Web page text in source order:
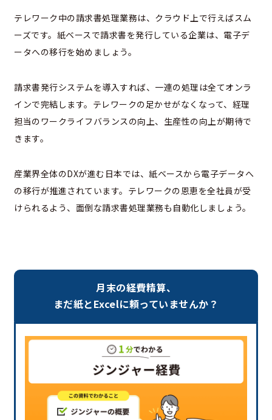
テレワーク中の請求書処理業務は、クラウド上で行えばスム
ーズです。紙ベースで請求書を発行している企業は、電子デ
ータへの移行を始めましょう。
請求書発行システムを導入すれば、一連の処理は全てオンラ
インで完結します。テレワークの足かせがなくなって、経理
担当のワークライフバランスの向上、生産性の向上が期待で
きます。
産業界全体のDXが進む日本では、紙ベースから電子データへ
の移行が推進されています。テレワークの恩恵を全社員が受
けられるよう、面倒な請求書処理業務も自動化しましょう。
月末の経費精算、
まだ紙とExcelに頼っていませんか？